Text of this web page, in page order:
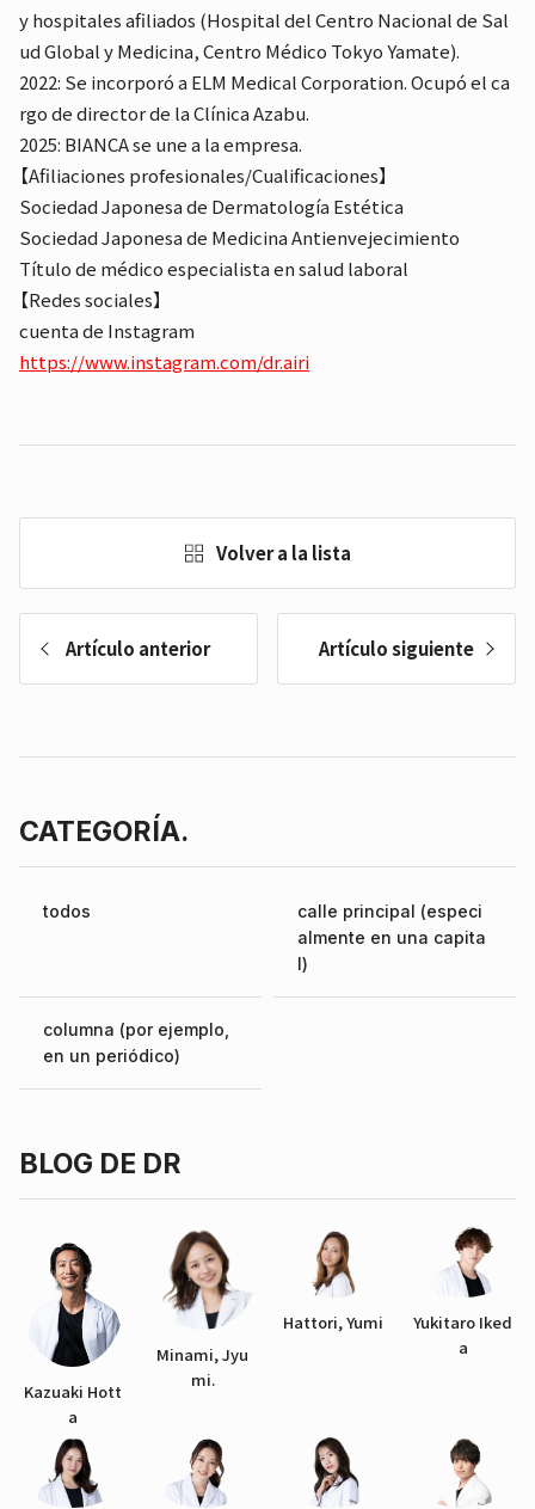
y hospitales afiliados (Hospital del Centro Nacional de Sal
ud Global y Medicina, Centro Médico Tokyo Yamate).
2022: Se incorporó a ELM Medical Corporation. Ocupó el ca
rgo de director de la Clínica Azabu.
2025: BIANCA se une a la empresa.
【Afiliaciones profesionales/Cualificaciones】
Sociedad Japonesa de Dermatología Estética
Sociedad Japonesa de Medicina Antienvejecimiento
Título de médico especialista en salud laboral
【Redes sociales】
cuenta de Instagram
https://www.instagram.com/dr.airi
Artículo anterior
Volver a la lista
Artículo siguiente
CATEGORÍA.
todos
calle principal (especi
almente en una capita
l)
columna (por ejemplo,
en un periódico)
BLOG DE DR
Kazuaki Hott
a
Minami, Jyu
mi.
Hattori, Yumi
Yukitaro Iked
a